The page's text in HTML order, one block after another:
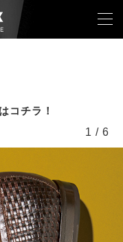
コチラ！
1 / 6